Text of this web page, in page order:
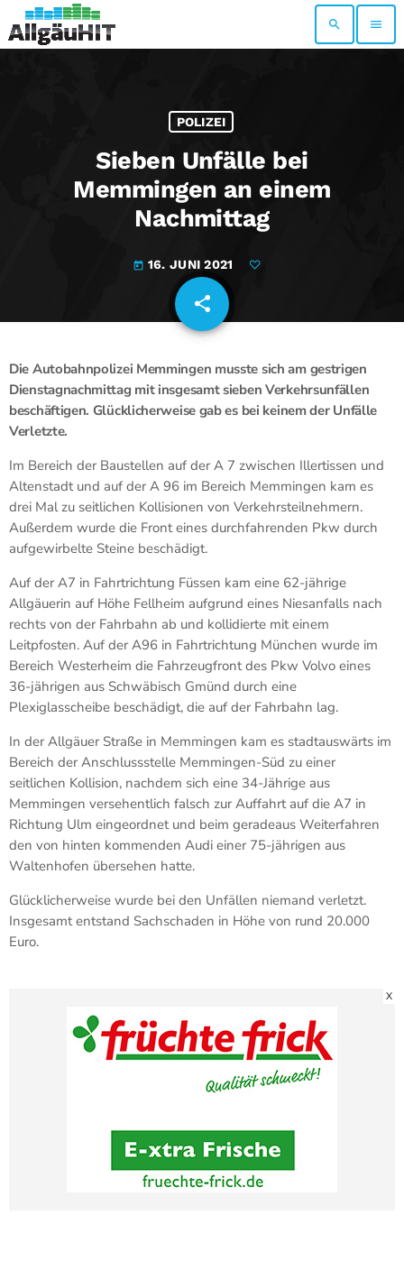
search menu
POLIZEI
Sieben Unfälle bei
Memmingen an einem
Nachmittag
today 16. JUNI 2021
share
email
Die Autobahnpolizei Memmingen musste sich am gestrigen
Dienstagnachmittag mit insgesamt sieben Verkehrsunfällen
beschäftigen. Glücklicherweise gab es bei keinem der Unfälle
Verletzte.
Im Bereich der Baustellen auf der A 7 zwischen Illertissen und
Altenstadt und auf der A 96 im Bereich Memmingen kam es
drei Mal zu seitlichen Kollisionen von Verkehrsteilnehmern.
Außerdem wurde die Front eines durchfahrenden Pkw durch
aufgewirbelte Steine beschädigt.
Auf der A7 in Fahrtrichtung Füssen kam eine 62-jährige
Allgäuerin auf Höhe Fellheim aufgrund eines Niesanfalls nach
rechts von der Fahrbahn ab und kollidierte mit einem
Leitpfosten. Auf der A96 in Fahrtrichtung München wurde im
Bereich Westerheim die Fahrzeugfront des Pkw Volvo eines
36-jährigen aus Schwäbisch Gmünd durch eine
Plexiglasscheibe beschädigt, die auf der Fahrbahn lag.
In der Allgäuer Straße in Memmingen kam es stadtauswärts im
Bereich der Anschlussstelle Memmingen-Süd zu einer
seitlichen Kollision, nachdem sich eine 34-Jährige aus
Memmingen versehentlich falsch zur Auffahrt auf die A7 in
Richtung Ulm eingeordnet und beim geradeaus Weiterfahren
den von hinten kommenden Audi einer 75-jährigen aus
Waltenhofen übersehen hatte.
Glücklicherweise wurde bei den Unfällen niemand verletzt.
Insgesamt entstand Sachschaden in Höhe von rund 20.000
Euro.
X